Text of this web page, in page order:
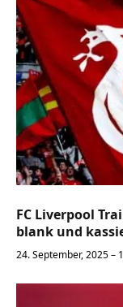
FC Liverpool
blank und
24. September, 2025 –